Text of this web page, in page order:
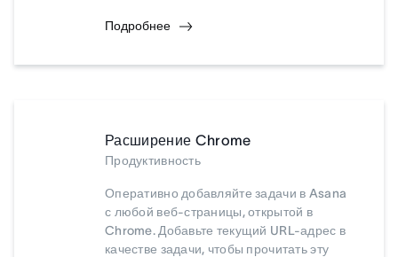
Подробнее
Расширение Chrome
Продуктивность
Оперативно добавляйте задачи в Asana
с любой веб-страницы, открытой в
Chrome. Добавьте текущий URL-адрес в
качестве задачи, чтобы прочитать эту